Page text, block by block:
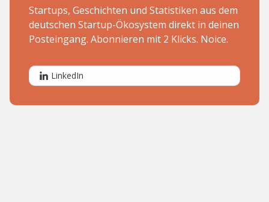
Startups, Geschichten und Statistiken aus dem
deutschen Startup-Ökosystem direkt in deinen
Posteingang. Abonnieren mit 2 Klicks. Noice.
LinkedIn